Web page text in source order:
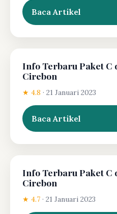
Baca Artikel
Info Terbaru Paket C
Cirebon
★ 4.8 · 21 Januari 2023
Baca Artikel
Info Terbaru Paket C
Cirebon
★ 4.7 · 21 Januari 2023